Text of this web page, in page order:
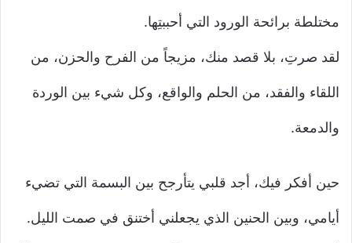
مختلطة برائحة الورود التي أحببتِها.
لقد صرتِ، بلا قصد منك، مزيجاً من الفرح والحزن، من
اللقاء والفقد، من الحلم والواقع، وكل شيء بين الوردة
والدمعة.
حين أفكر فيك، أجد قلبي يتأرجح بين البسمة التي تضيء
أيامي، وبين الحنين الذي يجعلني أختنق في صمت الليل.